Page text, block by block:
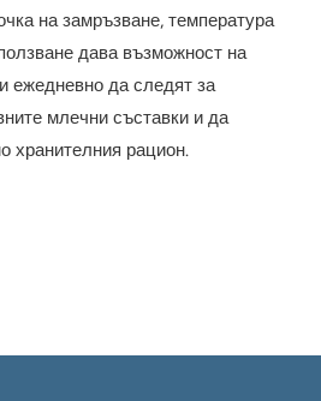
на замръзване, температура
дава възможност на
ежедневно да следят за
млечни съставки и да
хранителния рацион.